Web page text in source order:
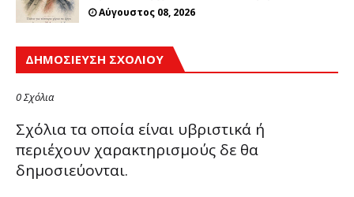
Αύγουστος 08, 2026
ΔΗΜΟΣΊΕΥΣΗ ΣΧΟΛΊΟΥ
0 Σχόλια
Σχόλια τα οποία είναι υβριστικά ή
περιέχουν χαρακτηρισμούς δε θα
δημοσιεύονται.